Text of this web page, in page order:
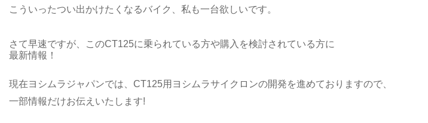
こういったつい出かけたくなるバイク、私も一台欲しいです。
さて早速ですが、このCT125に乗られている方や購入を検討されている方に
最新情報！
現在ヨシムラジャパンでは、CT125用ヨシムラサイクロンの開発を進めておりますので、
一部情報だけお伝えいたします!